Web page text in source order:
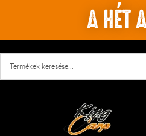
A HÉT